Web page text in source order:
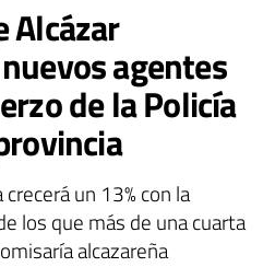
Alcázar
agentes
de la Policía
un 13% con la
los que más de una cuarta
alcazareña